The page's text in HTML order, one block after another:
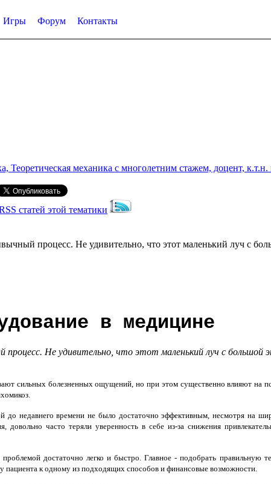
Игры Форум Контакты
механика с многолетним стажем, доцент,
статей этой тематики
процесс. Не удивительно, что этот маленький луч с
в медицине
Не удивительно, что этот маленький луч с большой
сильных болезненных ощущений, но при этом существенно влияют на
до недавнего времени не было достаточно эффективным, несмотря на
довольно часто теряли уверенность в себе из-за снижения
достаточно легко и быстро. Главное - подобрать правильную
пациента к одному из подходящих способов и финансовые возможности.